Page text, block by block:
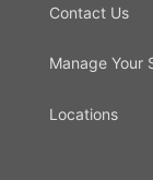
Contact Us
Manage Your
Locations